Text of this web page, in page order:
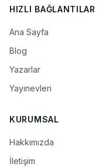
HIZLI BAĞLANTILAR
Ana Sayfa
Blog
Yazarlar
Yayınevleri
KURUMSAL
Hakkımızda
İletişim